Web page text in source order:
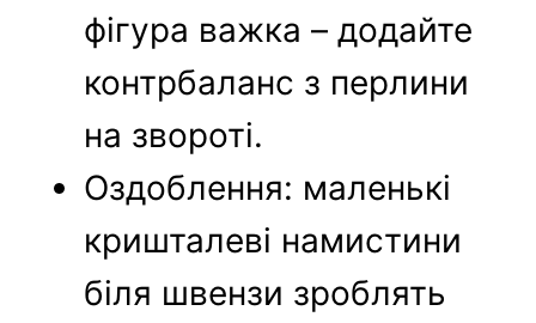
фігура важка – додайте
контрбаланс з перлини
на звороті.
Оздоблення: маленькі
кришталеві намистини
біля швензи зроблять